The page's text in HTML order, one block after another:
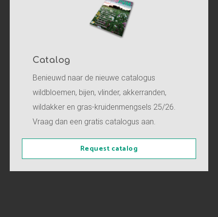
Catalog
Benieuwd naar de nieuwe catalogus
wildbloemen, bijen, vlinder, akkerranden,
wildakker en gras-kruidenmengsels 25/26.
Vraag dan een gratis catalogus aan.
Request catalog